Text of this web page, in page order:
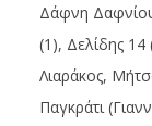
Δάφνη
(1), Δελίδης
Λιαράκος,
Παγκράτι